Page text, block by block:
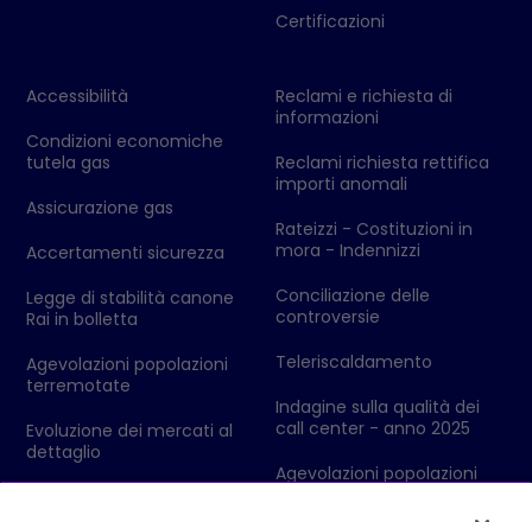
Certificazioni
Accessibilità
Condizioni economiche
tutela gas
Assicurazione gas
Accertamenti sicurezza
Legge di stabilità canone
Rai in bolletta
Agevolazioni popolazioni
terremotate
Evoluzione dei mercati al
dettaglio
Reclami e richiesta di
informazioni
Reclami richiesta rettifica
importi anomali
Rateizzi - Costituzioni in
mora - Indennizzi
Conciliazione delle
controversie
Teleriscaldamento
Indagine sulla qualità dei
call center - anno 2025
Agevolazioni popolazioni